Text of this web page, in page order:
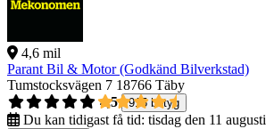
4,6 mil
Parant Bil & Motor (Godkänd Bilverkstad)
Tumstocksvägen 7 18766 Täby
4,5
915 betyg
Du kan tidigast få tid: tisdag den 11 augusti